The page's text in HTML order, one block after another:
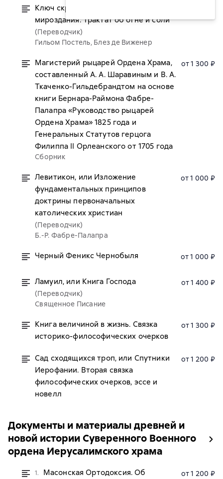
Ключ скрытый в строении
мироздания. Трактат об огне и соли
(Переводчик)
Гильом Постель, Блез де Виженер
Магистерий рыцарей Ордена Храма,
составленный А. А. Шаравиным и В. А.
Ткаченко-Гильдебрандтом на основе
книги Бернара-Раймона Фабре-
Палапра «Руководство рыцарей
Ордена Храма» 1825 года и
Генеральных Статутов герцога
Филиппа II Орлеанского от 1705 года
Сборник
от 1 300 ₽
Левитикон, или Изложение
фундаментальных принципов
доктрины первоначальных
католических христиан
(Переводчик)
Б.-Р. Фабре-Палапра
от 1 000 ₽
Черный Феникс Чернобыля от 1 000 ₽
Ламуил, или Книга Господа
(Переводчик)
Священное Писание
от 1 400 ₽
Книга величиной в жизнь. Связка
историко-философических очерков
от 1 300 ₽
Сад сходящихся троп, или Спутники
Иерофании. Вторая связка
философических очерков, эссе и
новелл
от 1 200 ₽
Документы и материалы древней и
новой истории Суверенного Военного
ордена Иерусалимского храма
1.
Масонская Ортодоксия. Об
от 1 200 ₽